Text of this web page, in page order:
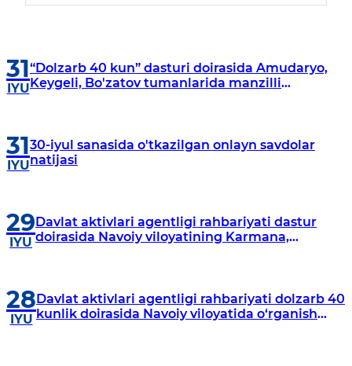
31
IYU
“Dolzarb 40 kun” dasturi doirasida Amudaryo,
Keygeli, Bo'zatov tumanlarida manzilli
31
IYU
30-iyul sanasida o'tkazilgan onlayn savdolar
natijasi
29
IYU
Davlat aktivlari agentligi rahbariyati dastur
doirasida Navoiy viloyatining Karmana,
28
IYU
Davlat aktivlari agentligi rahbariyati dolzarb 40
kunlik doirasida Navoiy viloyatida o‘rganish